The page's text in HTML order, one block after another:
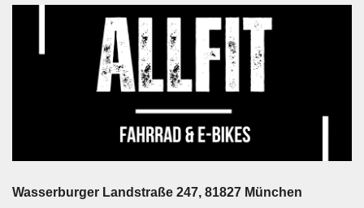
Wasserburger Landstraße 247, 81827 München